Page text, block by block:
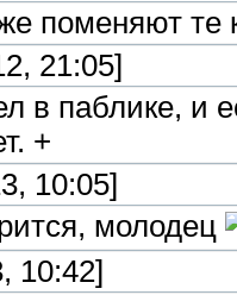
поменяют те
21:05]
в паблике, и
+
10:05]
молодец
10:42]